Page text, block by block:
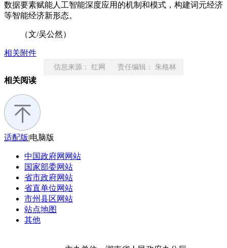
数据要素赋能人工智能深度应用的机制和模式，构建词元经济
等智能经济新形态。
（文/吴公然）
相关附件
信息来源： 红网 责任编辑： 朱格林
相关阅读
适配版|电脑版
中国政府网 网站
国家部委网站
省市政府网站
省直单位网站
市州县区网站
站点地图
其他